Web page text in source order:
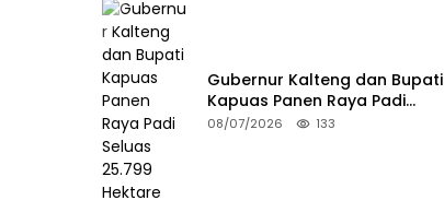
Gubernur Kalteng dan Bupati
Kapuas Panen Raya Padi
Seluas 25.799 Hektare
08/07/2026 133